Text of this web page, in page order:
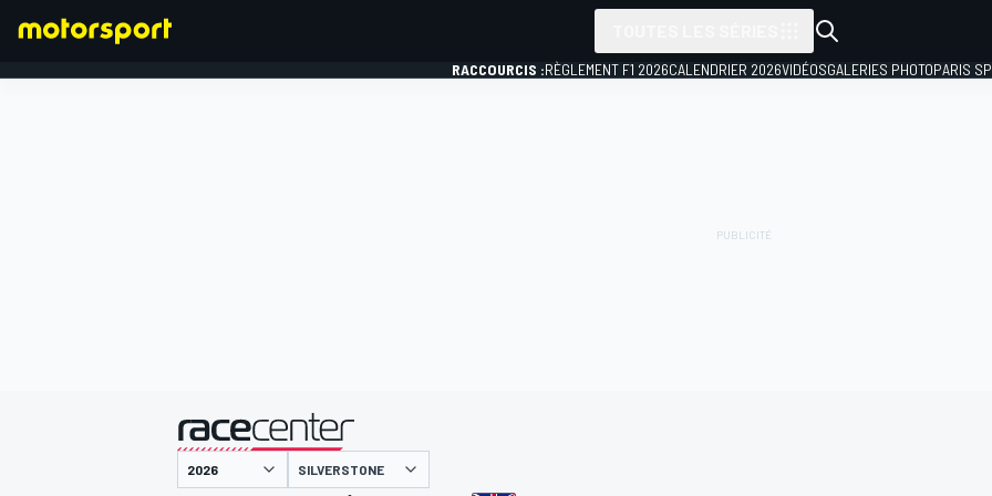
RACCOURCIS :RÈGLEMENT F1 2026CALENDRIER 2026VIDÉOSGALERIES PHOTOPARIS
présenté par
SILVERSTONE